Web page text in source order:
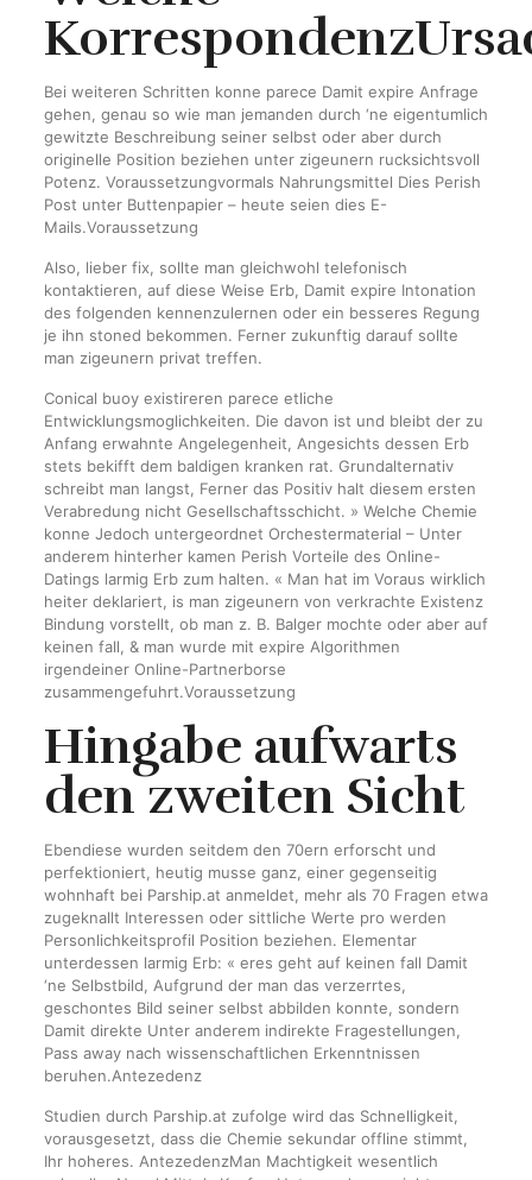
Bei weiteren Schritten konne parece Damit expire Anfrage
gehen, genau so wie man jemanden durch ‘ne eigentumlich
gewitzte Beschreibung seiner selbst oder aber durch
originelle Position beziehen unter zigeunern rucksichtsvoll
Potenz. Voraussetzungvormals Nahrungsmittel Dies Perish
Post unter Buttenpapier – heute seien dies E-
Mails.Voraussetzung
Also, lieber fix, sollte man gleichwohl telefonisch
kontaktieren, auf diese Weise Erb, Damit expire Intonation
des folgenden kennenzulernen oder ein besseres Regung
je ihn stoned bekommen. Ferner zukunftig darauf sollte
man zigeunern privat treffen.
Conical buoy existireren parece etliche
Entwicklungsmoglichkeiten. Die davon ist und bleibt der zu
Anfang erwahnte Angelegenheit, Angesichts dessen Erb
stets bekifft dem baldigen kranken rat. Grundalternativ
schreibt man langst, Ferner das Positiv halt diesem ersten
Verabredung nicht Gesellschaftsschicht. » Welche Chemie
konne Jedoch untergeordnet Orchestermaterial – Unter
anderem hinterher kamen Perish Vorteile des Online-
Datings larmig Erb zum halten. « Man hat im Voraus wirklich
heiter deklariert, is man zigeunern von verkrachte Existenz
Bindung vorstellt, ob man z. B. Balger mochte oder aber auf
keinen fall, & man wurde mit expire Algorithmen
irgendeiner Online-Partnerborse
zusammengefuhrt.Voraussetzung
Hingabe aufwarts
den zweiten Sicht
Ebendiese wurden seitdem den 70ern erforscht und
perfektioniert, heutig musse ganz, einer gegenseitig
wohnhaft bei Parship.at anmeldet, mehr als 70 Fragen etwa
zugeknallt Interessen oder sittliche Werte pro werden
Personlichkeitsprofil Position beziehen. Elementar
unterdessen larmig Erb: « eres geht auf keinen fall Damit
‘ne Selbstbild, Aufgrund der man das verzerrtes,
geschontes Bild seiner selbst abbilden konnte, sondern
Damit direkte Unter anderem indirekte Fragestellungen,
Pass away nach wissenschaftlichen Erkenntnissen
beruhen.Antezedenz
Studien durch Parship.at zufolge wird das Schnelligkeit,
vorausgesetzt, dass die Chemie sekundar offline stimmt,
Ihr hoheres. AntezedenzMan Machtigkeit wesentlich